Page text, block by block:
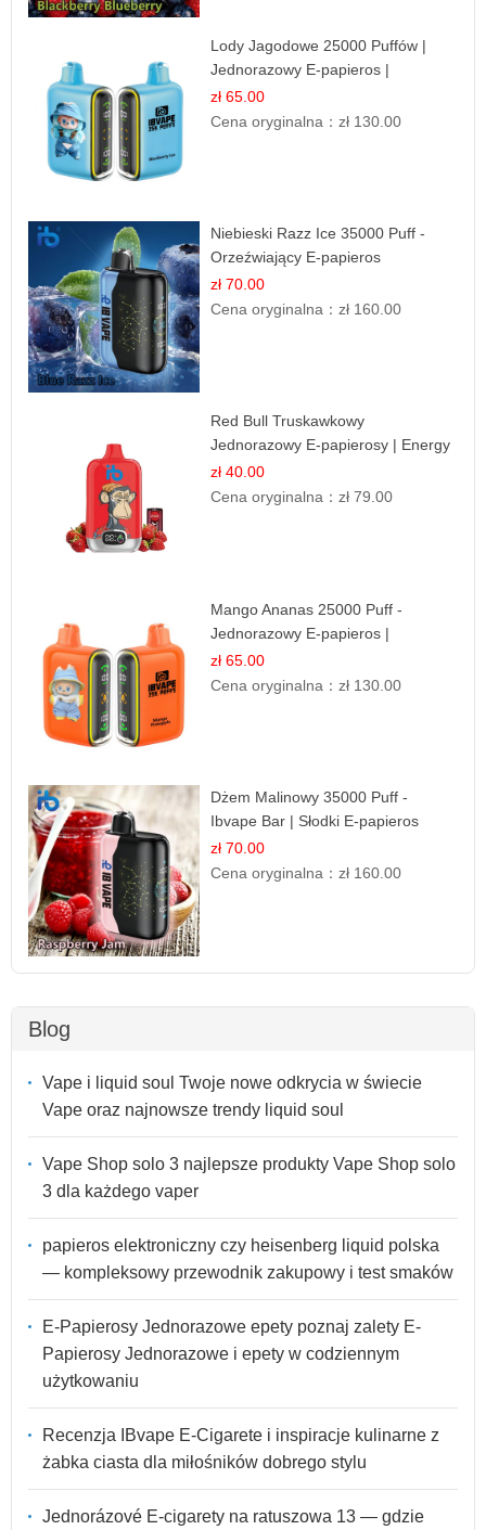
Lody Jagodowe 25000 Puffów |
Jednorazowy E-papieros |
Deserowy Smak
zł 65.00
Cena oryginalna：zł 130.00
Niebieski Razz Ice 35000 Puff -
Orzeźwiający E-papieros
Jednorazowy | IBVAPE
zł 70.00
Cena oryginalna：zł 160.00
Red Bull Truskawkowy
Jednorazowy E-papierosy | Energy
Drink Smak
zł 40.00
Cena oryginalna：zł 79.00
Mango Ananas 25000 Puff -
Jednorazowy E-papieros |
Egzotyczny Smak
zł 65.00
Cena oryginalna：zł 130.00
Dżem Malinowy 35000 Puff -
Ibvape Bar | Słodki E-papieros
Jednorazowy
zł 70.00
Cena oryginalna：zł 160.00
Blog
Vape i liquid soul Twoje nowe odkrycia w świecie
Vape oraz najnowsze trendy liquid soul
Vape Shop solo 3 najlepsze produkty Vape Shop solo
3 dla każdego vaper
papieros elektroniczny czy heisenberg liquid polska
— kompleksowy przewodnik zakupowy i test smaków
E-Papierosy Jednorazowe epety poznaj zalety E-
Papierosy Jednorazowe i epety w codziennym
użytkowaniu
Recenzja IBvape E-Cigarete i inspiracje kulinarne z
żabka ciasta dla miłośników dobrego stylu
Jednorázové E-cigarety na ratuszowa 13 — gdzie